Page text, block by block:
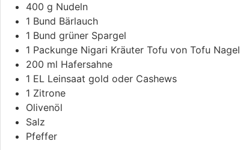
400 g Nudeln
1 Bund Bärlauch
1 Bund grüner Spargel
1 Packunge Nigari Kräuter Tofu von Tofu Nagel
200 ml Hafersahne
1 EL Leinsaat gold oder Cashews
1 Zitrone
Olivenöl
Salz
Pfeffer